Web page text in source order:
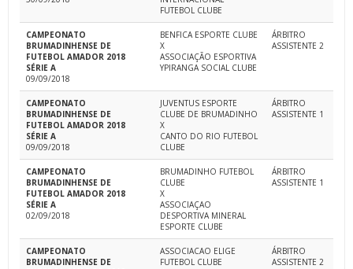
FUTEBOL CLUBE
CAMPEONATO
BRUMADINHENSE DE
FUTEBOL AMADOR 2018
SÉRIE A
09/09/2018
BENFICA ESPORTE CLUBE
X
ASSOCIAÇÃO ESPORTIVA
YPIRANGA SOCIAL CLUBE
ÁRBITRO
ASSISTENTE 2
CAMPEONATO
BRUMADINHENSE DE
FUTEBOL AMADOR 2018
SÉRIE A
09/09/2018
JUVENTUS ESPORTE
CLUBE DE BRUMADINHO
X
CANTO DO RIO FUTEBOL
CLUBE
ÁRBITRO
ASSISTENTE 1
CAMPEONATO
BRUMADINHENSE DE
FUTEBOL AMADOR 2018
SÉRIE A
02/09/2018
BRUMADINHO FUTEBOL
CLUBE
X
ASSOCIAÇAO
DESPORTIVA MINERAL
ESPORTE CLUBE
ÁRBITRO
ASSISTENTE 1
CAMPEONATO
BRUMADINHENSE DE
ASSOCIACAO ELIGE
FUTEBOL CLUBE
ÁRBITRO
ASSISTENTE 2